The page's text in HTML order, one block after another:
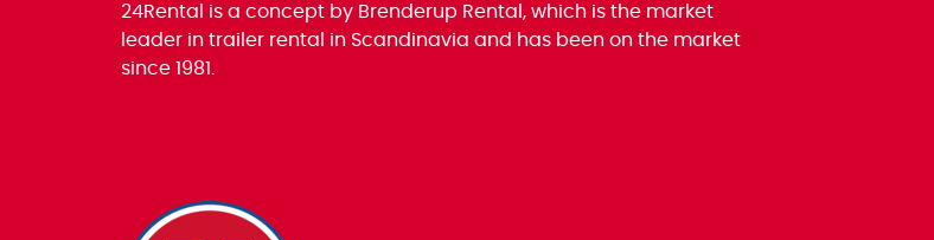
24Rental is a concept by Brenderup Rental, which is the market
leader in trailer rental in Scandinavia and has been on the market
since 1981.